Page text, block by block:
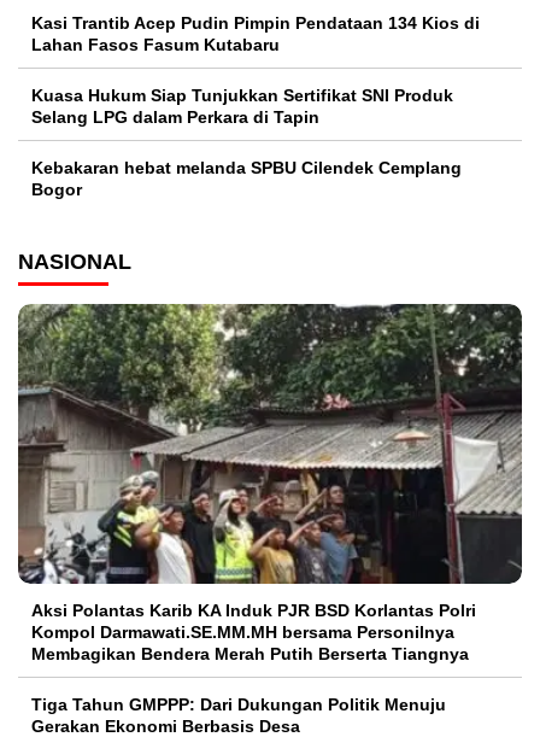
Kasi Trantib Acep Pudin Pimpin Pendataan 134 Kios di
Lahan Fasos Fasum Kutabaru
Kuasa Hukum Siap Tunjukkan Sertifikat SNI Produk
Selang LPG dalam Perkara di Tapin
Kebakaran hebat melanda SPBU Cilendek Cemplang
Bogor
NASIONAL
Aksi Polantas Karib KA Induk PJR BSD Korlantas Polri
Kompol Darmawati.SE.MM.MH bersama Personilnya
Membagikan Bendera Merah Putih Berserta Tiangnya
Tiga Tahun GMPPP: Dari Dukungan Politik Menuju
Gerakan Ekonomi Berbasis Desa